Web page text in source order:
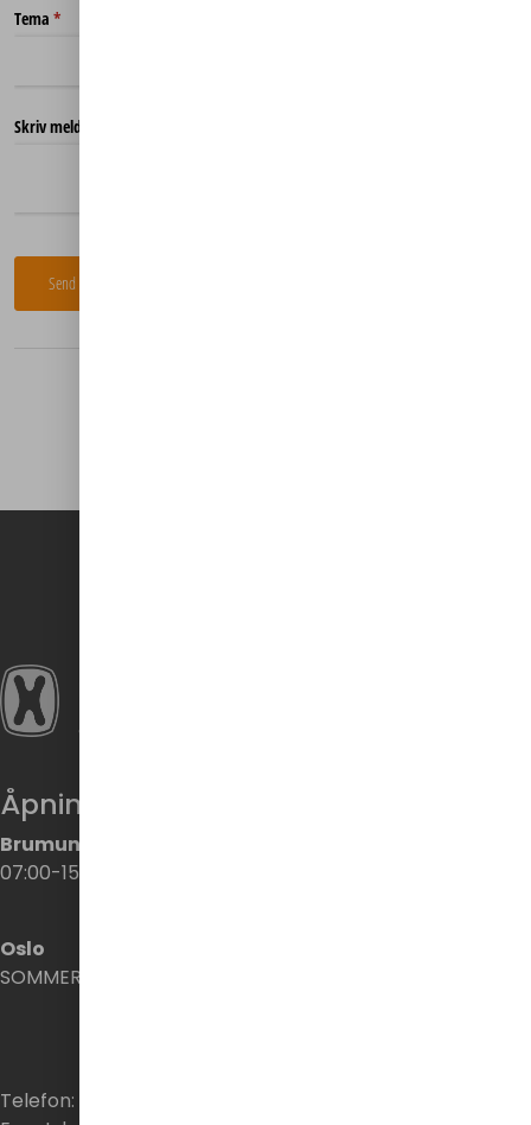
Åpningstider
Brumunddal
07:00-15:00
Oslo
SOMMER STENGT
Telefon: